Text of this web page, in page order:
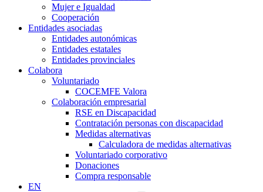
Mujer e Igualdad
Cooperación
Entidades asociadas
Entidades autonómicas
Entidades estatales
Entidades provinciales
Colabora
Voluntariado
COCEMFE Valora
Colaboración empresarial
RSE en Discapacidad
Contratación personas con discapacidad
Medidas alternativas
Calculadora de medidas alternativas
Voluntariado corporativo
Donaciones
Compra responsable
EN